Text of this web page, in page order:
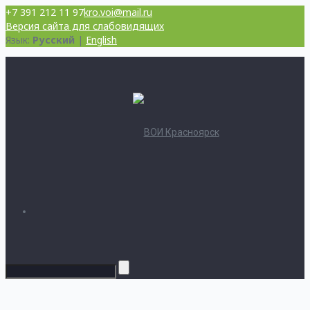
+7 391 212 11 97kro.voi@mail.ru
Версия сайта для слабовидящих
Язык: Русский | English